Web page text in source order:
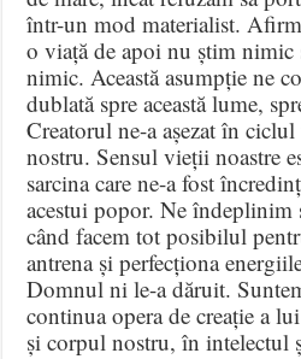
într-un mod materialist.
o viață de apoi nu știm
nimic.Această asumpție ne
dublată spre această lume,
Creatorul ne-a așezat în
nostru.Sensul vieții noastre
sarcina care ne-a fost
acestui popor.Ne îndeplinim
când facem tot posibilul
antrena și perfecționa
Domnul ni le-a dăruit.
continua opera de creație a
și corpul nostru, în intelectul